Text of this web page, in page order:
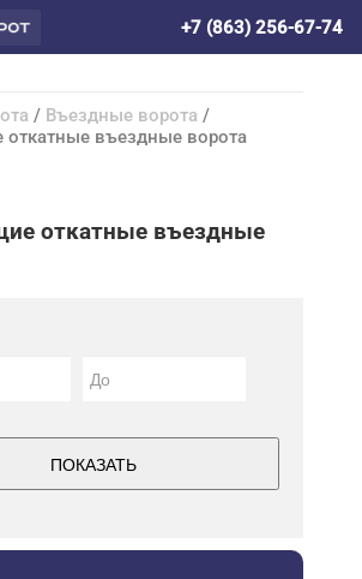
+7 (863) 256-67-74
/ Въездные ворота /
въездные ворота
откатные въездные
ПОКАЗАТЬ